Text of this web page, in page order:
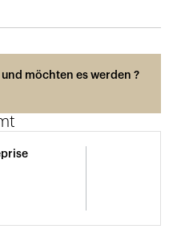
möchten es werden ?